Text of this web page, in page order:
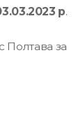
р.
Полтава за